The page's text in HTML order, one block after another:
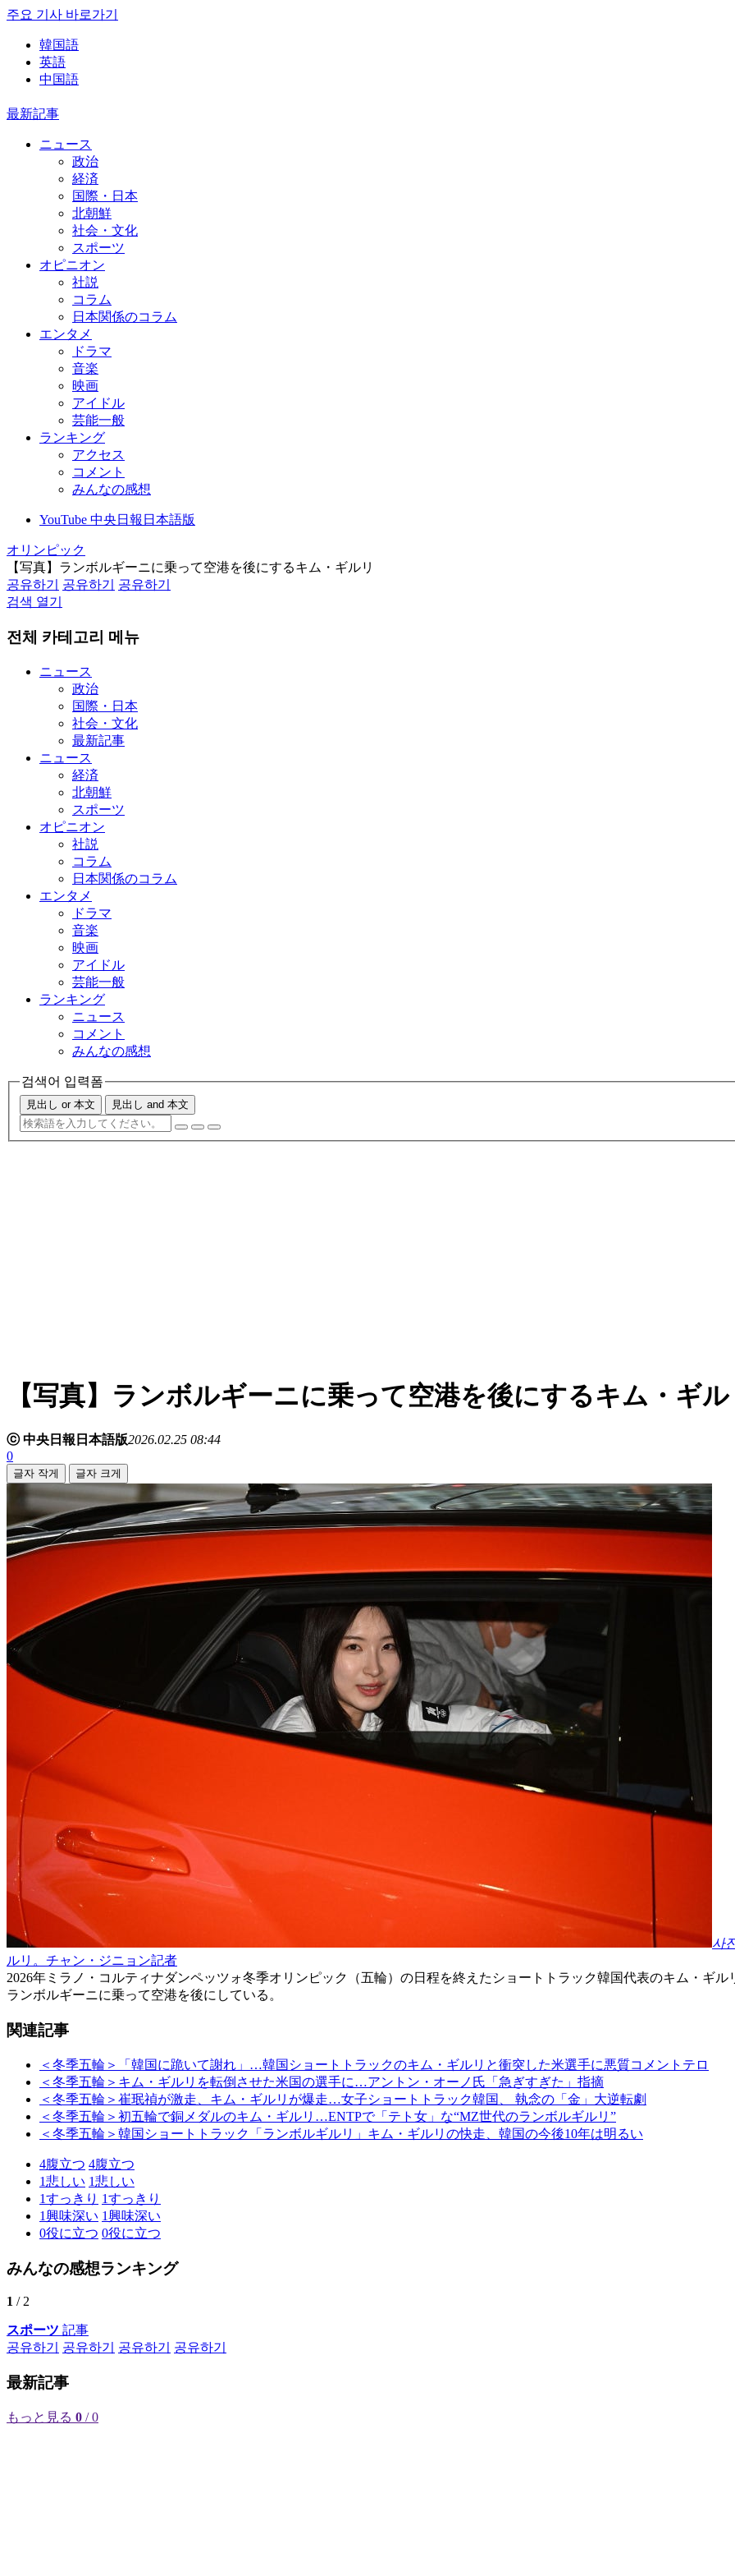
주요 기사 바로가기
韓国語
英語
中国語
最新記事
ニュース
政治
経済
国際・日本
北朝鮮
社会・文化
スポーツ
オピニオン
社説
コラム
日本関係のコラム
エンタメ
ドラマ
音楽
映画
アイドル
芸能一般
ランキング
アクセス
コメント
みんなの感想
YouTube 中央日報日本語版
オリンピック
【写真】ランボルギーニに乗って空港を後にするキム・ギルリ
공유하기
공유하기
공유하기
검색 열기
전체 카테고리 메뉴
ニュース
政治
国際・日本
社会・文化
最新記事
ニュース
経済
北朝鮮
スポーツ
オピニオン
社説
コラム
日本関係のコラム
エンタメ
ドラマ
音楽
映画
アイドル
芸能一般
ランキング
ニュース
コメント
みんなの感想
검색어 입력폼
見出し or 本文 見出し and 本文
【写真】ランボルギーニに乗って空港を後にするキム・ギ
ⓒ 中央日報日本語版2026.02.25 08:44
0
글자 작게 글자 크게
사
ルリ。チャン・ジニョン記者
2026年ミラノ・コルティナダンペッツォ冬季オリンピック（五輪）の日程を終えたショートトラック韓国代表のキム・ギ
ランボルギーニに乗って空港を後にしている。
関連記事
＜冬季五輪＞「韓国に跪いて謝れ」…韓国ショートトラックのキム・ギルリと衝突した米選手に悪質コメントテロ
＜冬季五輪＞キム・ギルリを転倒させた米国の選手に…アントン・オーノ氏「急ぎすぎた」指摘
＜冬季五輪＞崔珉禎が激走、キム・ギルリが爆走…女子ショートトラック韓国、 執念の「金」大逆転劇
＜冬季五輪＞初五輪で銅メダルのキム・ギルリ…ENTPで「テト女」な“MZ世代のランボルギルリ”
＜冬季五輪＞韓国ショートトラック「ランボルギルリ」キム・ギルリの快走、韓国の今後10年は明るい
4腹立つ 4腹立つ
1悲しい 1悲しい
1すっきり 1すっきり
1興味深い 1興味深い
0役に立つ 0役に立つ
みんなの感想ランキング
1 / 2
スポーツ 記事
공유하기
공유하기 공유하기 공유하기
最新記事
もっと見る 0 / 0